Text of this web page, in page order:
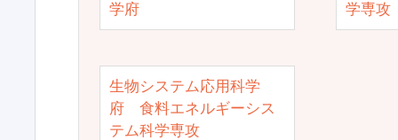
学府
学専攻
生物システム応用科学
府 食料エネルギーシス
テム科学専攻